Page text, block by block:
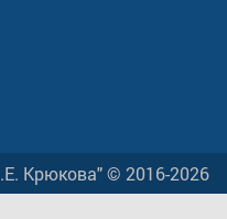
Крюкова" © 2016-2026